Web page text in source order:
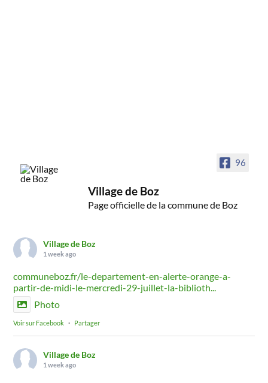
96
Village de Boz
Page officielle de la commune de Boz
Village de Boz
1 week ago
communeboz.fr/le-departement-en-alerte-orange-a-
partir-de-midi-le-mercredi-29-juillet-la-biblioth...
Photo
Voir sur Facebook · Partager
Village de Boz
1 week ago